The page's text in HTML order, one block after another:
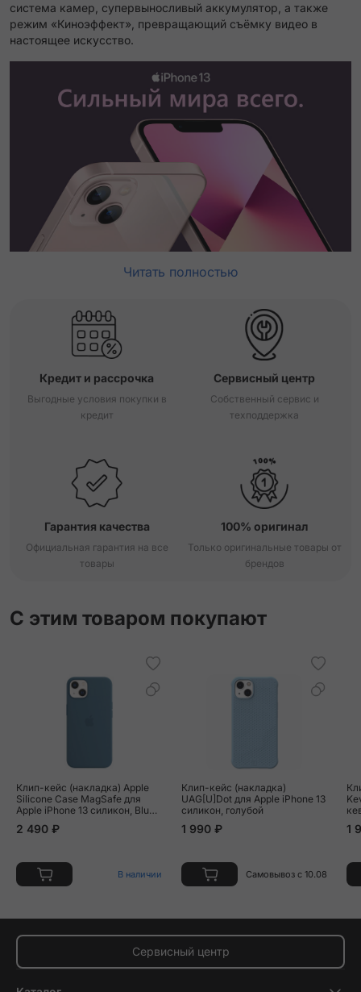
система камер, супервыносливый аккумулятор, а также
режим «Киноэффект», превращающий съёмку видео в
настоящее искусство.
Читать полностью
Кредит и рассрочка
Выгодные условия покупки в
кредит
Сервисный центр
Собственный сервис и
техподдержка
Гарантия качества
Официальная гарантия на все
товары
100% оригинал
Только оригинальные товары от
брендов
С этим товаром покупают
Клип-кейс (накладка) Apple
Silicone Case MagSafe для
Apple iPhone 13 силикон, Blue
2 490 ₽
В наличии
Клип-кейс (накладка)
UAG[U]Dot для Apple iPhone 13
силикон, голубой
1 990 ₽
Самовывоз с 10.08
1
Сервисный центр